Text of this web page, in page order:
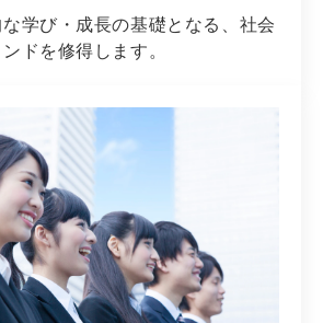
学び・成長の基礎となる、社会
ドを修得します。